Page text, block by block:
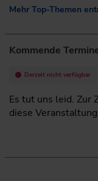
Mehr Top-Themen
Kommende
Derzeit nicht verfügbar
Es tut uns leid. Zur
diese